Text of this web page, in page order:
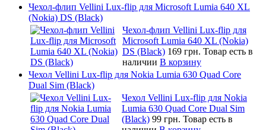
Чехол-флип Vellini Lux-flip для Microsoft Lumia 640 XL
(Nokia) DS (Black)
Чехол-флип Vellini Lux-flip для
Microsoft Lumia 640 XL (Nokia)
DS (Black) 169 грн. Товар есть в
наличии В корзину
Чехол Vellini Lux-flip для Nokia Lumia 630 Quad Core
Dual Sim (Black)
Чехол Vellini Lux-flip для Nokia
Lumia 630 Quad Core Dual Sim
(Black) 99 грн. Товар есть в